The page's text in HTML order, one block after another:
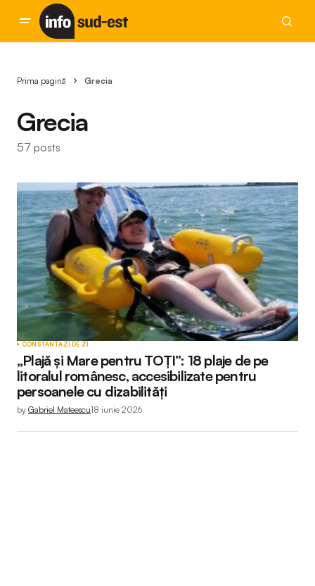
Prima pagină Grecia
Grecia
57 posts
CONSTANTAZI DE ZI
„Plajă și Mare pentru TOȚI”: 18 plaje de pe
litoralul românesc, accesibilizate pentru
persoanele cu dizabilități
by Gabriel Mateescu18 iunie 2026